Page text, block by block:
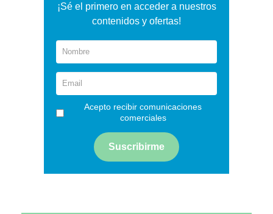
¡Sé el primero en acceder a nuestros
contenidos y ofertas!
Acepto recibir comunicaciones
comerciales